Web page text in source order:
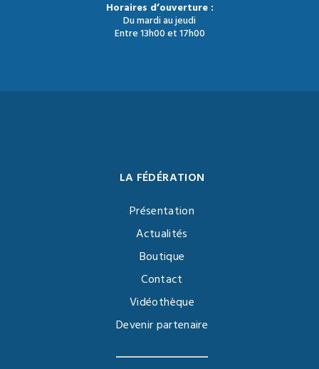
Horaires d’ouverture :
Du mardi au jeudi
Entre 13h00 et 17h00
LA FÉDÉRATION
Présentation
Actualités
Boutique
Contact
Vidéothèque
Devenir partenaire